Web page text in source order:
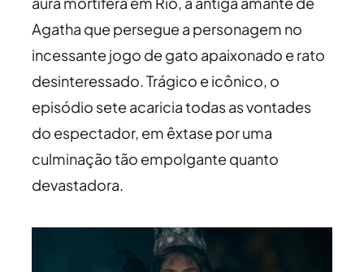
Agatha que persegue a personagem no
incessante jogo de gato apaixonado e rato
desinteressado. Trágico e icônico, o
episódio sete acaricia todas as vontades
do espectador, em êxtase por uma
culminação tão empolgante quanto
devastadora.